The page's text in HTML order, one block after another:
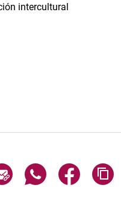
intercultural
Share page via email
Share page via
Share